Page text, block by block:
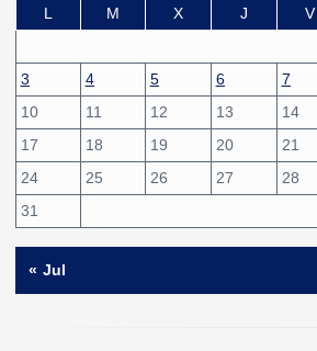
i
n
a
c
i
ó
L
M X J V
3
4 5 6 7
10
11 12 13 14
17
18 19 20 21
24
25 26 27 28
31
« Jul